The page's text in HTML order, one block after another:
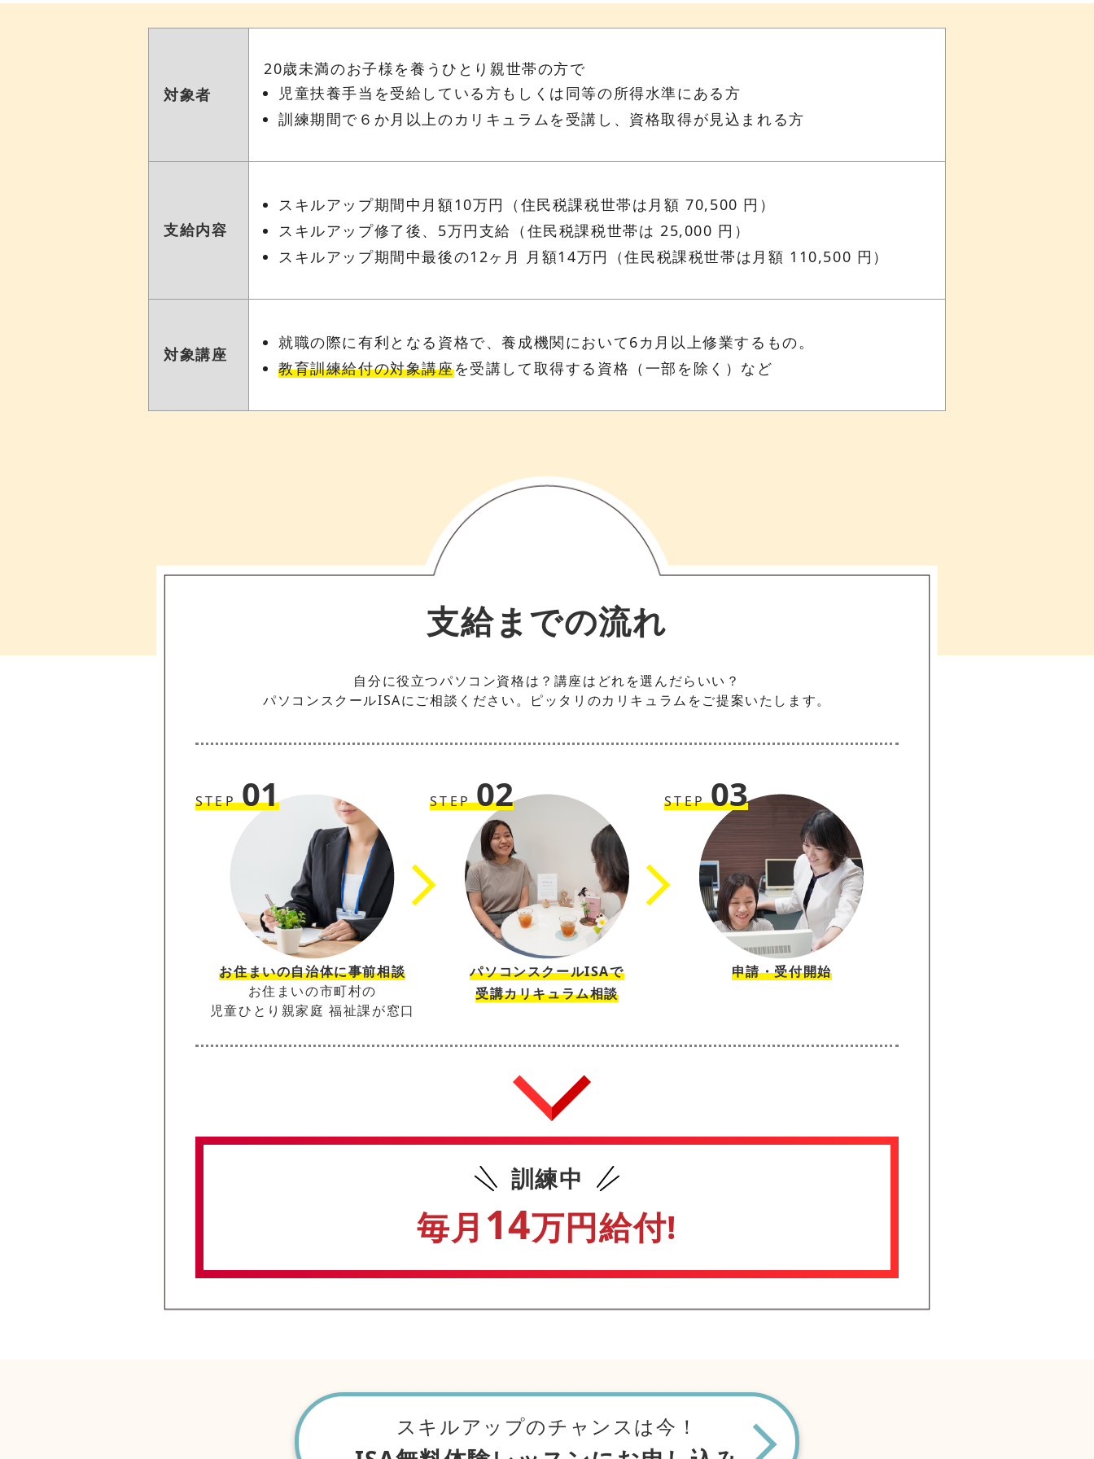
対象者
20歳未満のお子様を養うひとり親世帯の方で
児童扶養手当を受給している方もしくは同等の所得水準にある方
訓練期間で６か月以上のカリキュラムを受講し、資格取得が見込まれる方
支給内容
スキルアップ期間中月額10万円（住民税課税世帯は月額 70,500 円）
スキルアップ修了後、5万円支給（住民税課税世帯は 25,000 円）
スキルアップ期間中最後の12ヶ月 月額14万円（住民税課税世帯は月額 110,500 円）
対象講座
就職の際に有利となる資格で、養成機関において6カ月以上修業するもの。
教育訓練給付の対象講座を受講して取得する資格（一部を除く）など
支給までの流れ
自分に役立つパソコン資格は？講座はどれを選んだらいい？
パソコンスクールISAにご相談ください。ピッタリのカリキュラムをご提案いたします。
STEP01
お住まいの自治体に事前相談
お住まいの市町村の
児童ひとり親家庭 福祉課が窓口
STEP02
パソコンスクールISAで
受講カリキュラム相談
STEP03
申請・受付開始
訓練中
毎月 14万円給付!
スキルアップのチャンスは今！